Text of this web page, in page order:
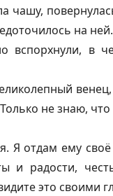
чашу,
на ней.
вспорхнули, в
не знаю,
Я отдам ему
и радости,
это своими